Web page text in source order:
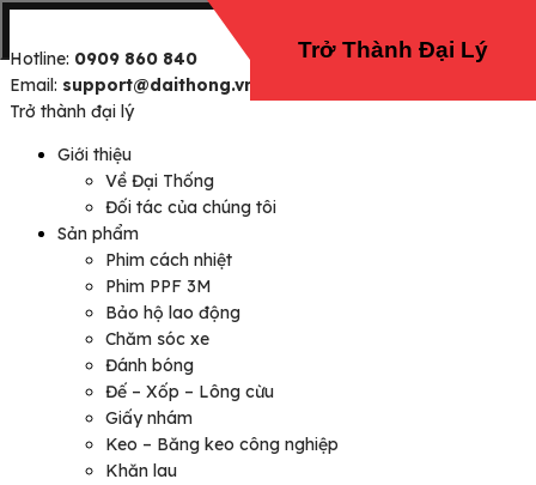
Hotline: 0909 860 840
Email: support@daithong.vn
Trở thành đại lý
Giới thiệu
Về Đại Thống
Đối tác của chúng tôi
Sản phẩm
Phim cách nhiệt
Phim PPF 3M
Bảo hộ lao động
Chăm sóc xe
Đánh bóng
Đế – Xốp – Lông cừu
Giấy nhám
Keo – Băng keo công nghiệp
Khăn lau
Trở Thành Đại Lý